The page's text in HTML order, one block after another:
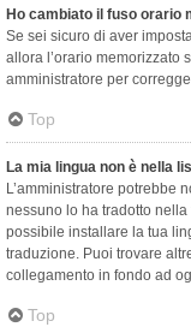
Ho cambiato il fuso orario
Se sei sicuro di aver
allora l’orario memorizzato
amministratore per
Top
La mia lingua non è nella
L’amministratore potrebbe
nessuno lo ha tradotto
possibile installare la tua
traduzione. Puoi trovare
collegamento in fondo ad
Top